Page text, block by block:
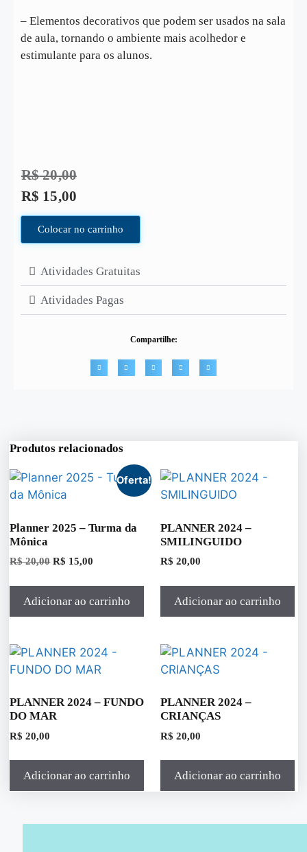
– Elementos decorativos que podem ser usados na sala
de aula, tornando o ambiente mais acolhedor e
estimulante para os alunos.
R$20,00
R$ 15,00
Colocar no carrinho
Atividades Gratuitas
Atividades Pagas
Compartilhe:
Produtos relacionados
Oferta!
Planner 2025 – Turma da
Mônica
R$20,00 R$ 15,00
Adicionar ao carrinho
PLANNER 2024 –
SMILINGUIDO
R$ 20,00
Adicionar ao carrinho
PLANNER 2024 – FUNDO
DO MAR
R$ 20,00
Adicionar ao carrinho
PLANNER 2024 –
CRIANÇAS
R$ 20,00
Adicionar ao carrinho